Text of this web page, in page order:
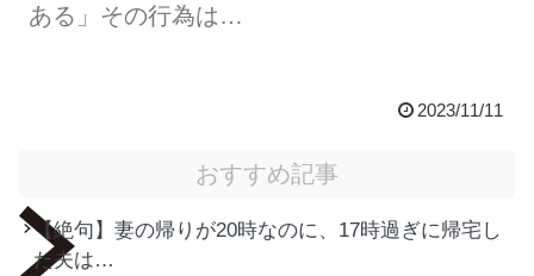
ある」その行為は…
2023/11/11
おすすめ記事
【絶句】妻の帰りが20時なのに、17時過ぎに帰宅し
た夫は…